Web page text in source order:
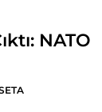
NATO